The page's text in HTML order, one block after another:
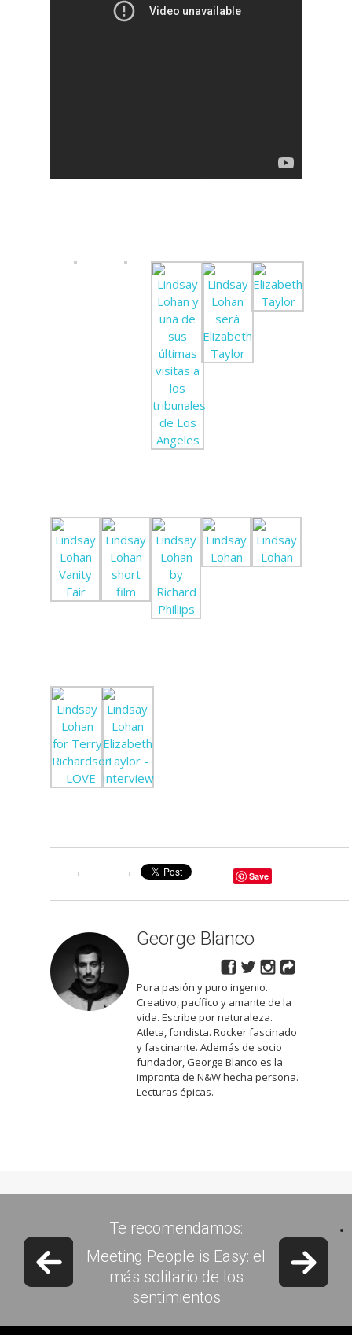
Save
George Blanco
Pura pasión y puro ingenio.
Creativo, pacífico y amante de la
vida. Escribe por naturaleza.
Atleta, fondista. Rocker fascinado
y fascinante. Además de socio
fundador, George Blanco es la
impronta de N&W hecha persona.
Lecturas épicas.
Te recomendamos:
5 películas de Sci-Fi que
hicieron historia